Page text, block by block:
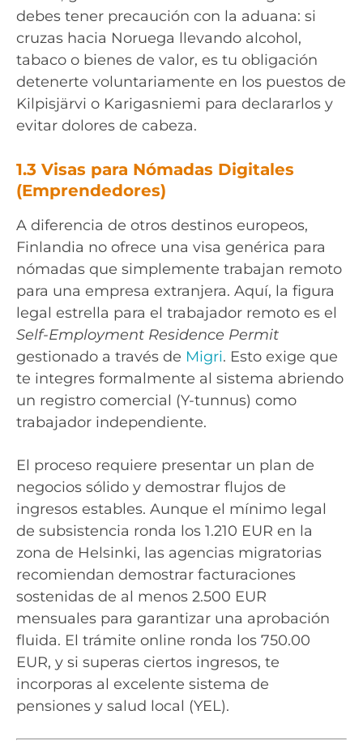
debes tener precaución con la aduana: si
cruzas hacia Noruega llevando alcohol,
tabaco o bienes de valor, es tu obligación
detenerte voluntariamente en los puestos de
Kilpisjärvi o Karigasniemi para declararlos y
evitar dolores de cabeza.
1.3 Visas para Nómadas Digitales
(Emprendedores)
A diferencia de otros destinos europeos,
Finlandia no ofrece una visa genérica para
nómadas que simplemente trabajan remoto
para una empresa extranjera. Aquí, la figura
legal estrella para el trabajador remoto es el
Self-Employment Residence Permit
gestionado a través de Migri. Esto exige que
te integres formalmente al sistema abriendo
un registro comercial (Y-tunnus) como
trabajador independiente.
El proceso requiere presentar un plan de
negocios sólido y demostrar flujos de
ingresos estables. Aunque el mínimo legal
de subsistencia ronda los 1.210 EUR en la
zona de Helsinki, las agencias migratorias
recomiendan demostrar facturaciones
sostenidas de al menos 2.500 EUR
mensuales para garantizar una aprobación
fluida. El trámite online ronda los 750.00
EUR, y si superas ciertos ingresos, te
incorporas al excelente sistema de
pensiones y salud local (YEL).